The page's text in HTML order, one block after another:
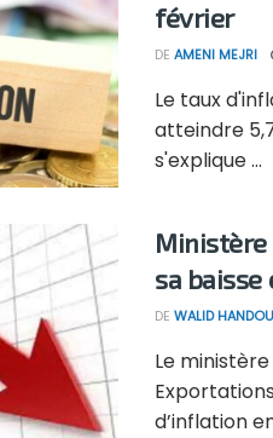
février
DE AMENI MEJRI
Le taux
atteindre
s'explique ...
Ministère
sa
DE WALID
Le
d’inflation